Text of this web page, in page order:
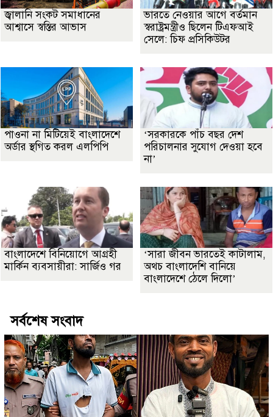
জ্বালানি সংকট সমাধানের
আশ্বাসে স্বস্তির আভাস
ভারতে নেওয়ার আগে বর্তমান
স্বরাষ্ট্রমন্ত্রীও ছিলেন টিএফআই
সেলে: চিফ প্রসিকিউটর
পাওনা না মিটিয়েই বাংলাদেশে
অর্ডার স্থগিত করল এলপিপি
‘সরকারকে পাঁচ বছর দেশ
পরিচালনার সুযোগ দেওয়া হবে
না’
বাংলাদেশে বিনিয়োগে আগ্রহী
মার্কিন ব্যবসায়ীরা: সার্জিও গর
‘সারা জীবন ভারতেই কাটালাম,
অথচ বাংলাদেশি বানিয়ে
বাংলাদেশে ঠেলে দিলো’
সর্বশেষ সংবাদ